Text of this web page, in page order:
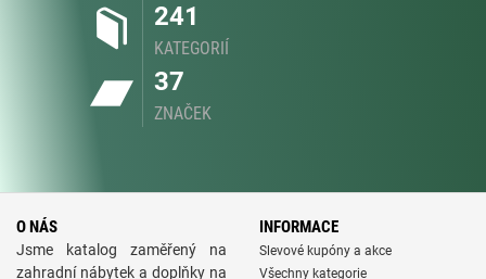
241
KATEGORIÍ
37
ZNAČEK
O NÁS
Jsme katalog zaměřený na
zahradní nábytek a doplňky na
INFORMACE
Slevové kupóny a akce
Všechny kategorie